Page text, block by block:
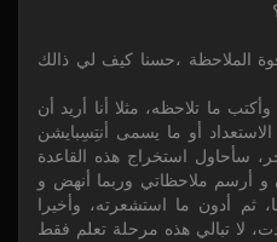
الملاحظة ،حسنا كيف لي ذالك
ما تلاحظه، مثلا أنا أريد أن
أو ما يسمى أنتِسِبايشن
سأحاول استخراج هذه القاعدة
و أرسم ملاحظاتي وربما أنهض و
ثم أدون ما استشعرته، وأخيرا
لا تبالي هذه مرحلة تعلم فقط